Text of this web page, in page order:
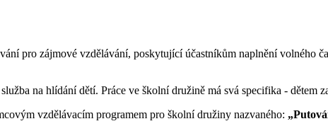
pro zájmové vzdělávání, poskytující účastníkům naplnění volného
na hlídání dětí. Práce ve školní družině má svá specifika - dětem
vzdělávacím programem pro školní družiny nazvaného: